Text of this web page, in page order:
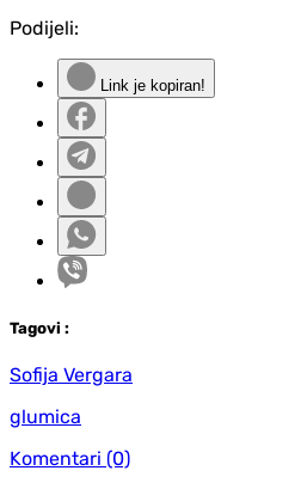
Podijeli:
Link je kopiran!
Tagovi :
Sofija Vergara
glumica
Komentari (0)